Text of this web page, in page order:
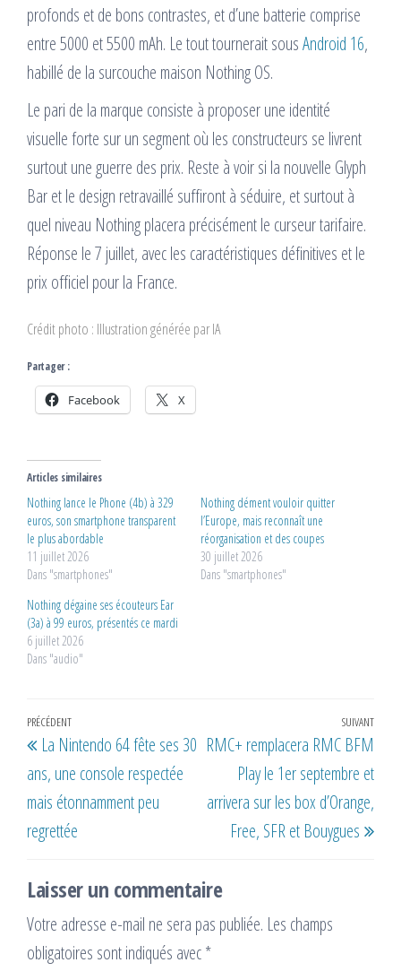
profonds et de bons contrastes, et d’une batterie comprise
entre 5000 et 5500 mAh. Le tout tournerait sousAndroid 16,
habillé de la surcouche maison Nothing OS.
Le pari de la marque consiste à proposer une identité
visuelle forte sur un segment où les constructeurs se livrent
surtout une guerre des prix. Reste à voir si la nouvelle Glyph
Bar et le design retravaillé suffiront à séduire, et surtout à
quel niveau Nothing placera précisément le curseur tarifaire.
Réponse le 7 juillet, avec les caractéristiques définitives et le
prix officiel pour la France.
Crédit photo : Illustration générée par IA
Partager :
Facebook X
Articles similaires
Nothing lance le Phone (4b) à 329
euros, son smartphone transparent
le plus abordable
11 juillet 2026
Dans "smartphones"
Nothing dément vouloir quitter
l’Europe, mais reconnaît une
réorganisation et des coupes
30 juillet 2026
Dans "smartphones"
Nothing dégaine ses écouteurs Ear
(3a) à 99 euros, présentés ce mardi
6 juillet 2026
Dans "audio"
Navigation
de
l’article
Article
précédent
PRÉCÉDENT
La Nintendo 64 fête ses 30
ans, une console respectée
mais étonnamment peu
regrettée
SUIVANT
RMC+ remplacera RMC BFM
Play le 1er septembre et
arrivera sur les box d’Orange,
Free, SFR et Bouygues
Laisser un commentaire
Votre adresse e-mail ne sera pas publiée. Les champs
obligatoires sont indiqués avec*